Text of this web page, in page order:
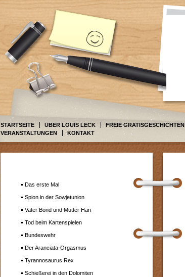
STARTSEITE ÜBER LOUIS LECK FREIE GRATISGESCHICHTEN
VERANSTALTUNGEN
KONTAKT
Das erste Mal
Spion in der Sowjetunion
Vater Bond und Mutter Hari
Tod beim Kartenspielen
Bundeswehr
Der Aranciata-Orgasmus
Tyrannosaurus Rex
Schießerei in den Dolomiten